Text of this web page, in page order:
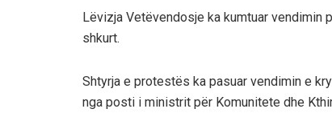
Lëvizja Vetëvendosje ka kumtuar vendimin
shkurt.
Shtyrja e protestës ka pasuar vendimin e
nga posti i ministrit për Komunitete dhe